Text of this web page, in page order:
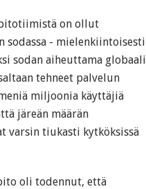
on ollut
sodassa - mielenkiintoisesti
sodan aiheuttama globaali
tehneet palvelun
miljoonia käyttäjiä
järeän määrän
varsin tiukasti kytköksissä
oli todennut, että